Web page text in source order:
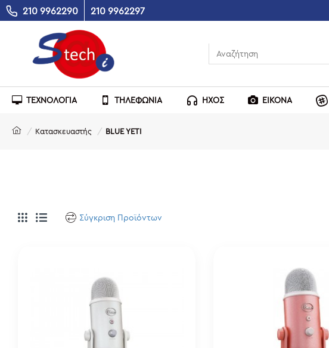
210 9962290 210 9962297
ΤΕΧΝΟΛΟΓΙΑ ΤΗΛΕΦΩΝΙΑ ΗΧΟΣ ΕΙΚΟΝΑ
Κατασκευαστής BLUE YETI
Σύγκριση Προϊόντων